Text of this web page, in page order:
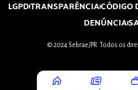
LGPDTRANSPARÊNCIACÓDIGO
DENÚNCIA
© 2024 Sebrae/PR. Todos os